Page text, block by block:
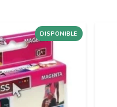
DISPONIBLE